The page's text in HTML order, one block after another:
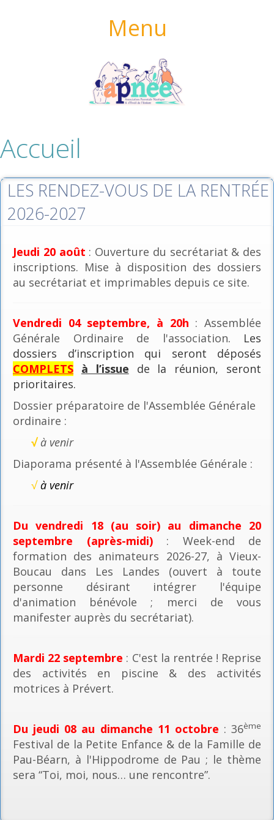
Menu
Accueil
LES RENDEZ-VOUS DE LA RENTRÉE
2026-2027
Jeudi 20 août : Ouverture du secrétariat & des
inscriptions. Mise à disposition des dossiers
au secrétariat et imprimables depuis ce site.
Vendredi 04 septembre, à 20h : Assemblée
Générale Ordinaire de l'association. Les
dossiers d’inscription qui seront déposés
COMPLETS à l’issue de la réunion, seront
prioritaires.
Dossier préparatoire de l'Assemblée Générale
ordinaire :
√ à venir
Diaporama présenté à l'Assemblée Générale :
√à venir
Du vendredi 18 (au soir) au dimanche 20
septembre (après-midi): Week-end de
formation des animateurs 2026-27, à Vieux-
Boucau dans Les Landes (ouvert à toute
personne désirant intégrer l'équipe
d'animation bénévole ; merci de vous
manifester auprès du secrétariat).
Mardi 22 septembre : C'est la rentrée ! Reprise
des activités en piscine & des activités
motrices à Prévert.
Du jeudi 08 au dimanche 11 octobre : 36ème
Festival de la Petite Enfance & de la Famille de
Pau-Béarn, à l'Hippodrome de Pau ; le thème
sera “Toi, moi, nous… une rencontre”.